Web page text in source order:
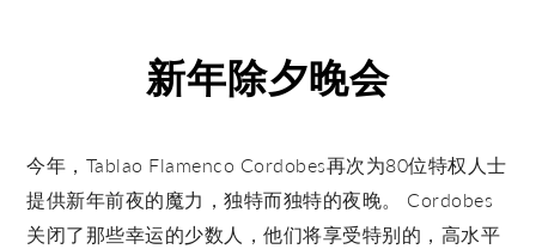
新年除夕晚会
今年，Tablao Flamenco Cordobes再次为80位特权人士
提供新年前夜的魔力，独特而独特的夜晚。 Cordobes
关闭了那些幸运的少数人，他们将享受特别的，高水平